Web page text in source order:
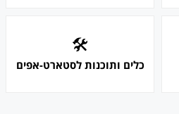
🛠
כלים ותוכנות לסטארט-אפים